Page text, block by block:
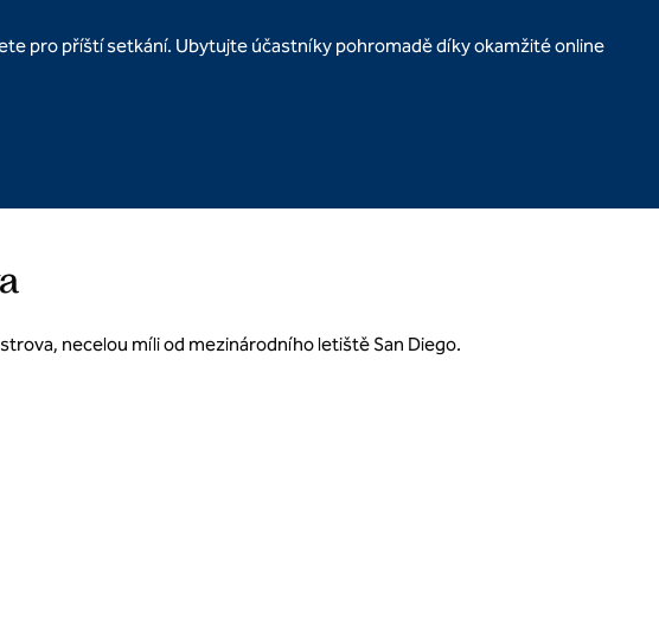
pro příští setkání. Ubytujte účastníky pohromadě díky okamžité online
necelou míli od mezinárodního letiště San Diego.